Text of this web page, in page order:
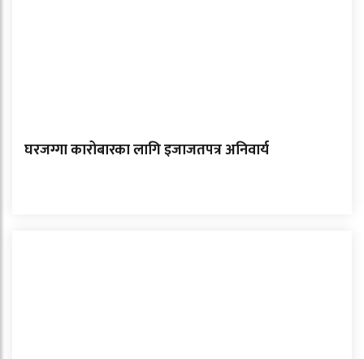
घरजग्गा कारोबारका लागि इजाजतपत्र अनिवार्य